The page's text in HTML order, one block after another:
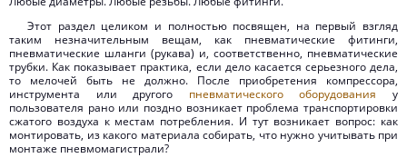
Этот раздел целиком и полностью посвящен, на первый взгляд
таким незначительным вещам, как пневматические фитинги,
пневматические шланги (рукава) и, соответственно, пневматические
трубки. Как показывает практика, если дело касается серьезного дела,
то мелочей быть не должно. После приобретения компрессора,
инструмента или другого пневматического оборудования у
пользователя рано или поздно возникает проблема транспортировки
сжатого воздуха к местам потребления. И тут возникает вопрос: как
монтировать, из какого материала собирать, что нужно учитывать при
монтаже пневмомагистрали?